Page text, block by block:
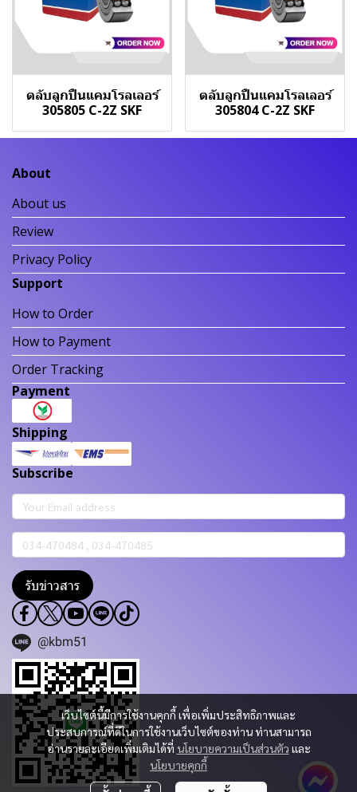
ตลับลูกปืนแคมโรลเลอร์
305805 C-2Z SKF
ตลับลูกปืนแคมโรลเลอร์
305804 C-2Z SKF
เว็บไซต์นี้มีการใช้งานคุกกี้ เพื่อเพิ่มประสิทธิภาพและ
ประสบการณ์ที่ดีในการใช้งานเว็บไซต์ของท่าน ท่านสามารถ
อ่านรายละเอียดเพิ่มเติมได้ที่ นโยบายความเป็นส่วนตัว และ
นโยบายคุกกี้
About
About us
Review
Privacy Policy
Support
How to Order
How to Payment
Order Tracking
Payment
Shipping
Subscribe
รับข่าวสาร
@kbm51